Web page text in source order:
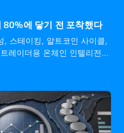
80%에 닿기 전 포착했다
, 스테이킹, 알트코인 사이클,
레이더용 온체인 인텔리전스